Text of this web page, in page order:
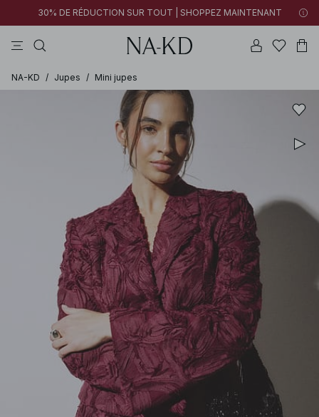
30% DE RÉDUCTION SUR TOUT | SHOPPEZ MAINTENANT
NA-KD / Jupes / Mini jupes